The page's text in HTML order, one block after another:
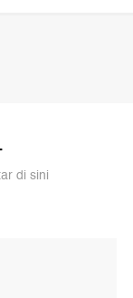
di sini